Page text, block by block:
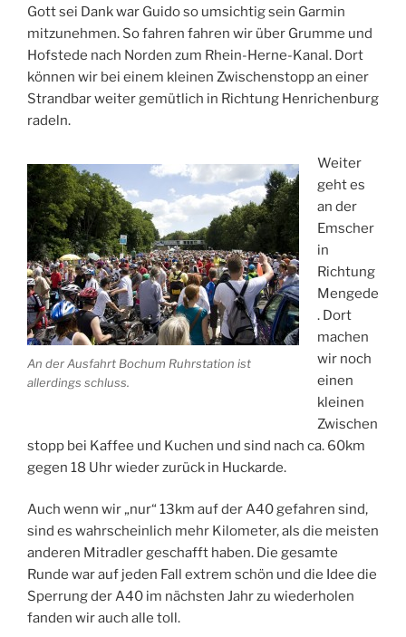
Gott sei Dank war Guido so umsichtig sein Garmin
mitzunehmen. So fahren fahren wir über Grumme und
Hofstede nach Norden zum Rhein-Herne-Kanal. Dort
können wir bei einem kleinen Zwischenstopp an einer
Strandbar weiter gemütlich in Richtung Henrichenburg
radeln.
An der Ausfahrt Bochum Ruhrstation ist
allerdings schluss.
Weiter
geht es
an der
Emscher
in
Richtung
Mengede
. Dort
machen
wir noch
einen
kleinen
Zwischen
stopp bei Kaffee und Kuchen und sind nach ca. 60km
gegen 18 Uhr wieder zurück in Huckarde.
Auch wenn wir „nur“ 13km auf der A40 gefahren sind,
sind es wahrscheinlich mehr Kilometer, als die meisten
anderen Mitradler geschafft haben. Die gesamte
Runde war auf jeden Fall extrem schön und die Idee die
Sperrung der A40 im nächsten Jahr zu wiederholen
fanden wir auch alle toll.